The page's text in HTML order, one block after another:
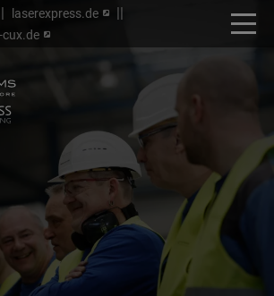
laserexpress.de
OFFENE STELLEN
UNSERE WERTE
VORTEILE FÜR MITARBEITER
BEWERBUNGSPROZESS
KONTAKT